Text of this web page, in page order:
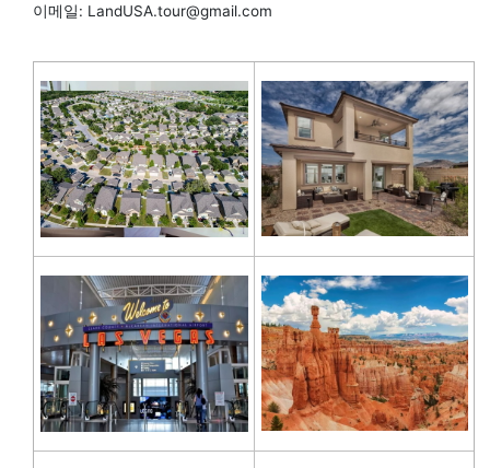
이메일: LandUSA.tour@gmail.com